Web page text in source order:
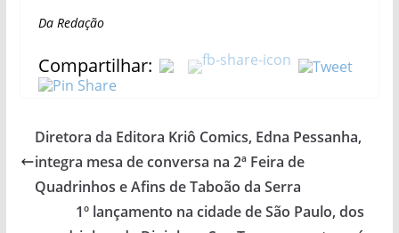
Da Redação
Compartilhar:
Diretora da Editora Kriô Comics, Edna Pessanha,
integra mesa de conversa na 2ª Feira de
Quadrinhos e Afins de Taboão da Serra
1º lançamento na cidade de São Paulo, dos